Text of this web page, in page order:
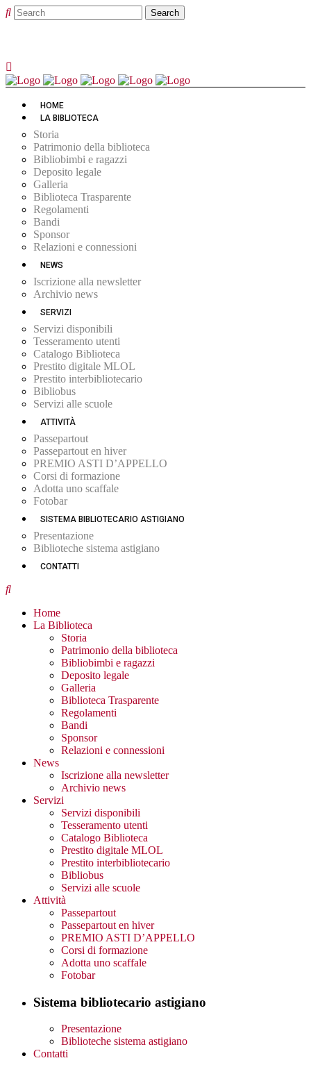
HOME
LA BIBLIOTECA
Storia
Patrimonio della biblioteca
Bibliobimbi e ragazzi
Deposito legale
Galleria
Biblioteca Trasparente
Regolamenti
Bandi
Sponsor
Relazioni e connessioni
NEWS
Iscrizione alla newsletter
Archivio news
SERVIZI
Servizi disponibili
Tesseramento utenti
Catalogo Biblioteca
Prestito digitale MLOL
Prestito interbibliotecario
Bibliobus
Servizi alle scuole
ATTIVITÀ
Passepartout
Passepartout en hiver
PREMIO ASTI D’APPELLO
Corsi di formazione
Adotta uno scaffale
Fotobar
SISTEMA BIBLIOTECARIO ASTIGIANO
Presentazione
Biblioteche sistema astigiano
CONTATTI
Home
La Biblioteca
Storia
Patrimonio della biblioteca
Bibliobimbi e ragazzi
Deposito legale
Galleria
Biblioteca Trasparente
Regolamenti
Bandi
Sponsor
Relazioni e connessioni
News
Iscrizione alla newsletter
Archivio news
Servizi
Servizi disponibili
Tesseramento utenti
Catalogo Biblioteca
Prestito digitale MLOL
Prestito interbibliotecario
Bibliobus
Servizi alle scuole
Attività
Passepartout
Passepartout en hiver
PREMIO ASTI D’APPELLO
Corsi di formazione
Adotta uno scaffale
Fotobar
Sistema bibliotecario astigiano
Presentazione
Biblioteche sistema astigiano
Contatti